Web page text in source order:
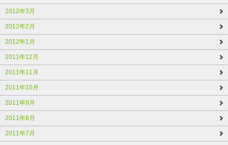
2012年3月
2012年2月
2012年1月
2011年12月
2011年11月
2011年10月
2011年9月
2011年8月
2011年7月